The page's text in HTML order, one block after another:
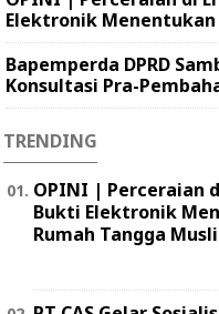
Elektronik Menentukan
Bapemperda DPRD
Konsultasi Pra-
TRENDING
OPINI | Perceraian
Bukti Elektronik
Rumah Tangga